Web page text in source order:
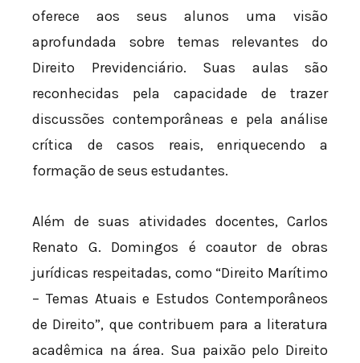
oferece aos seus alunos uma visão
aprofundada sobre temas relevantes do
Direito Previdenciário. Suas aulas são
reconhecidas pela capacidade de trazer
discussões contemporâneas e pela análise
crítica de casos reais, enriquecendo a
formação de seus estudantes.
Além de suas atividades docentes, Carlos
Renato G. Domingos é coautor de obras
jurídicas respeitadas, como “Direito Marítimo
– Temas Atuais e Estudos Contemporâneos
de Direito”, que contribuem para a literatura
acadêmica na área. Sua paixão pelo Direito